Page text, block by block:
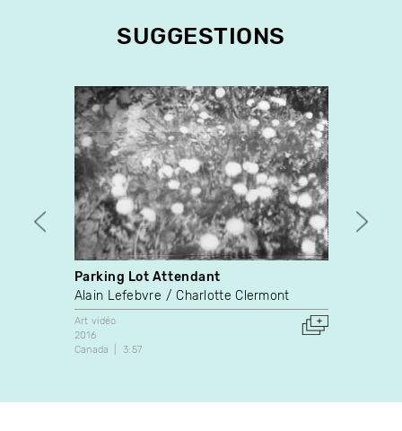
SUGGESTIONS
Parking Lot Attendant
Alain Lefebvre
Charlotte Clermont
Art vidéo
2016
Canada
3:57